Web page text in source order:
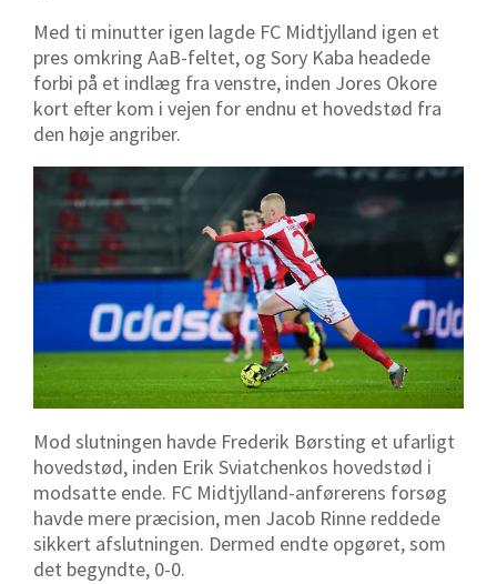
Med ti minutter igen lagde FC Midtjylland igen et
pres omkring AaB-feltet, og Sory Kaba headede
forbi på et indlæg fra venstre, inden Jores Okore
kort efter kom i vejen for endnu et hovedstød fra
den høje angriber.
Mod slutningen havde Frederik Børsting et ufarligt
hovedstød, inden Erik Sviatchenkos hovedstød i
modsatte ende. FC Midtjylland-anførerens forsøg
havde mere præcision, men Jacob Rinne reddede
sikkert afslutningen. Dermed endte opgøret, som
det begyndte, 0-0.